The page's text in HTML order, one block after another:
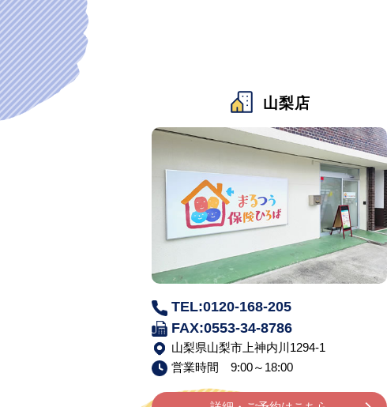
山梨店
TEL:0120-168-205
FAX:0553-34-8786
山梨県山梨市上神内川1294-1
営業時間 9:00～18:00